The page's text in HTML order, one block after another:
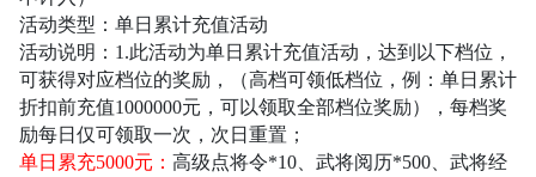
活动类型：单日累计充值活动
活动说明： 1.此活动为单日累计充值活动，达到以下档位，
可获得对应档位的奖励，（高档可领低档位，例：单日累计
折扣前充值1000000元，可以领取全部档位奖励），每档奖
励每日仅可领取一次，次日重置；
单日累充5000元： 高级点将令*10、武将阅历*500、武将经